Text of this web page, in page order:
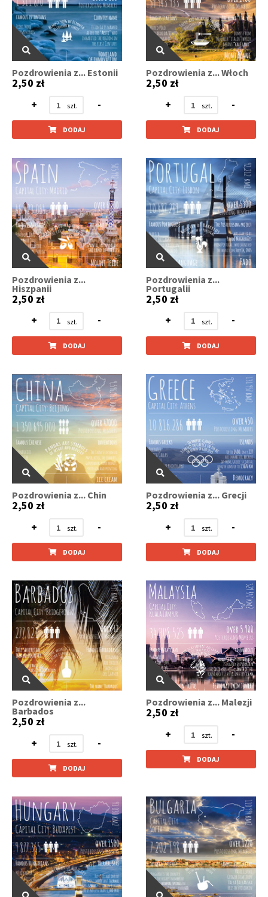
Pozdrowienia z... Estonii
2,50 zł
+
-
DODAJ
Pozdrowienia z... Włoch
2,50 zł
+
-
DODAJ
Pozdrowienia z...
Hiszpanii
2,50 zł
+
-
DODAJ
Pozdrowienia z...
Portugalii
2,50 zł
+
-
DODAJ
Pozdrowienia z... Chin
2,50 zł
+
-
DODAJ
Pozdrowienia z... Grecji
2,50 zł
+
-
DODAJ
Pozdrowienia z...
Barbados
2,50 zł
+
-
DODAJ
Pozdrowienia z... Malezji
2,50 zł
+
-
DODAJ